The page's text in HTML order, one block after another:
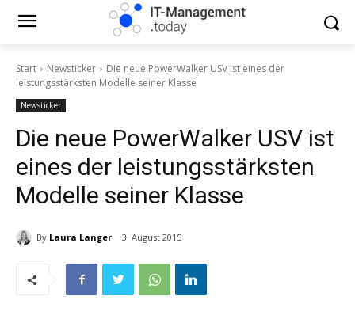
Start Newsticker
Die neue PowerWalker USV ist eines der
leistungsstärksten Modelle seiner Klasse
Newsticker
Die neue PowerWalker USV ist
eines der leistungsstärksten
Modelle seiner Klasse
By Laura Langer 3. August 2015